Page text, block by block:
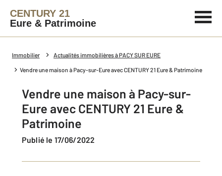
CENTURY 21
Eure & Patrimoine
Immobilier Actualités immobilières à PACY SUR EURE
Vendre une maison à Pacy-sur-Eure avec CENTURY 21 Eure & Patrimoine
Vendre une maison à Pacy-sur-
Eure avec CENTURY 21 Eure &
Patrimoine
Publié le 17/06/2022